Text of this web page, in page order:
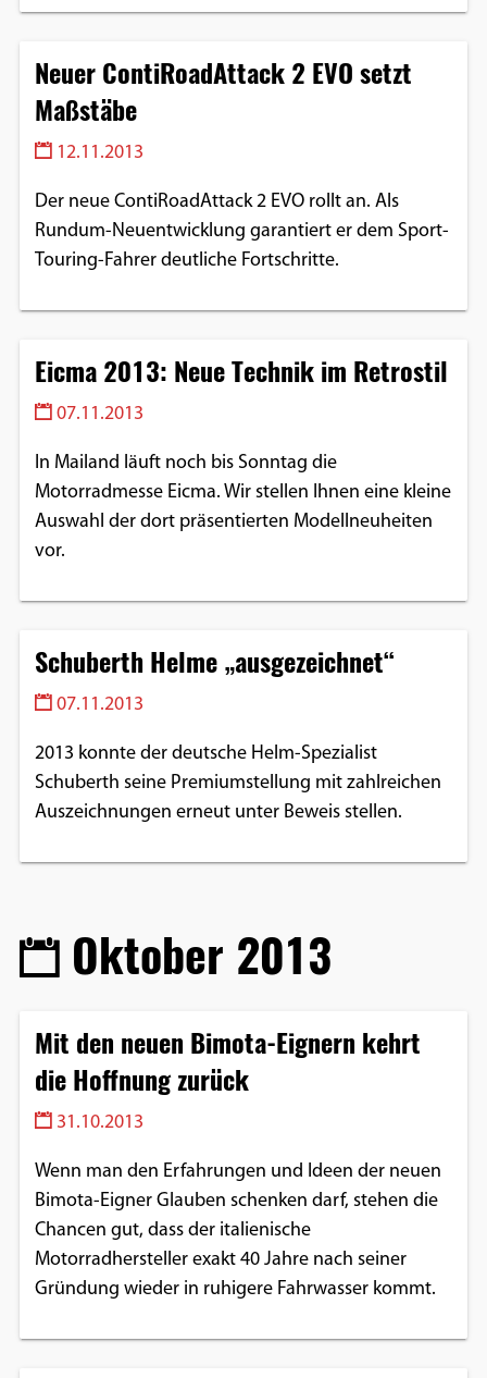
Neuer ContiRoadAttack 2 EVO setzt
Maßstäbe
12.11.2013
Der neue ContiRoadAttack 2 EVO rollt an. Als
Rundum-Neuentwicklung garantiert er dem Sport-
Touring-Fahrer deutliche Fortschritte.
Eicma 2013: Neue Technik im Retrostil
07.11.2013
In Mailand läuft noch bis Sonntag die
Motorradmesse Eicma. Wir stellen Ihnen eine kleine
Auswahl der dort präsentierten Modellneuheiten
vor.
Schuberth Helme „ausgezeichnet“
07.11.2013
2013 konnte der deutsche Helm-Spezialist
Schuberth seine Premiumstellung mit zahlreichen
Auszeichnungen erneut unter Beweis stellen.
Oktober 2013
Mit den neuen Bimota-Eignern kehrt
die Hoffnung zurück
31.10.2013
Wenn man den Erfahrungen und Ideen der neuen
Bimota-Eigner Glauben schenken darf, stehen die
Chancen gut, dass der italienische
Motorradhersteller exakt 40 Jahre nach seiner
Gründung wieder in ruhigere Fahrwasser kommt.